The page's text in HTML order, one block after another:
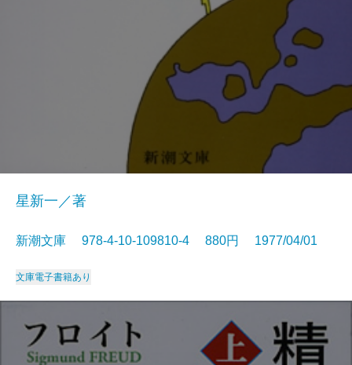
星新一／著
新潮文庫 978-4-10-109810-4 880円 1977/04/01
文庫電子書籍あり